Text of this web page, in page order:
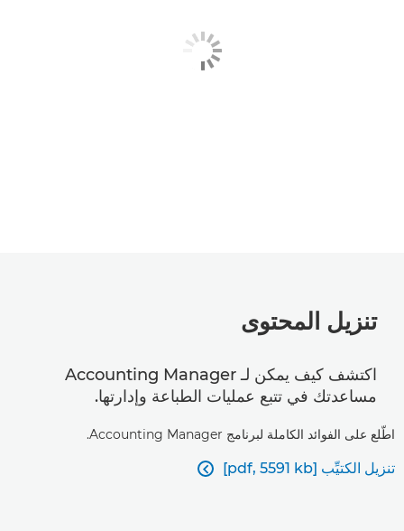
تنزيل المحتوى
اكتشف كيف يمكن لـ Accounting Manager
مساعدتك في تتبع عمليات الطباعة وإدارتها.
اطّلع على الفوائد الكاملة لبرنامج Accounting Manager.
تنزيل الكتيِّب [pdf, 5591 kb] 